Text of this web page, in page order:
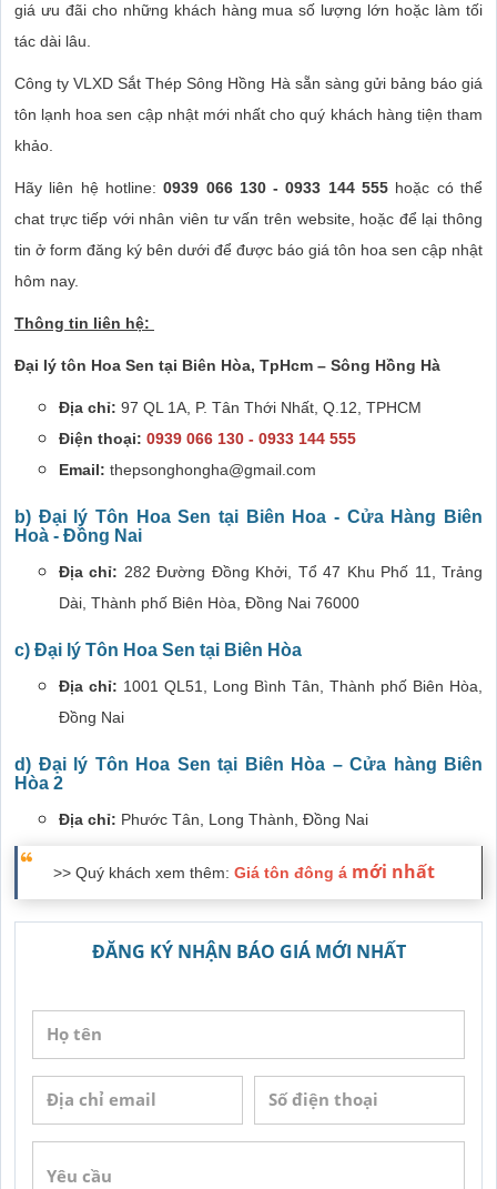
giá ưu đãi cho những khách hàng mua số lượng lớn hoặc làm tối
tác dài lâu.
Công ty VLXD Sắt Thép Sông Hồng Hà sẵn sàng gửi bảng báo giá
tôn lạnh hoa sen cập nhật mới nhất cho quý khách hàng tiện tham
khảo.
Hãy liên hệ hotline:0939 066 130 - 0933 144 555 hoặc có thể
chat trực tiếp với nhân viên tư vấn trên website, hoặc để lại thông
tin ở form đăng ký bên dưới để được báo giá tôn hoa sen cập nhật
hôm nay.
Thông tin liên hệ:
Đại lý tôn Hoa Sen tại Biên Hòa, TpHcm – Sông Hồng Hà
Địa chỉ: 97 QL 1A, P. Tân Thới Nhất, Q.12, TPHCM
Điện thoại: 0939 066 130 - 0933 144 555
Email: thepsonghongha@gmail.com
b) Đại lý Tôn Hoa Sen tại Biên Hoa - Cửa Hàng Biên
Hoà - Đồng Nai
Địa chỉ: 282 Đường Đồng Khởi, Tổ 47 Khu Phố 11, Trảng
Dài, Thành phố Biên Hòa, Đồng Nai 76000
c) Đại lý Tôn Hoa Sen tại Biên Hòa
Địa chỉ: 1001 QL51, Long Bình Tân, Thành phố Biên Hòa,
Đồng Nai
d) Đại lý Tôn Hoa Sen tại Biên Hòa – Cửa hàng Biên
Hòa 2
Địa chỉ: Phước Tân, Long Thành, Đồng Nai
>> Quý khách xem thêm: Giá tôn đông á mới nhất
ĐĂNG KÝ NHẬN BÁO GIÁ MỚI NHẤT